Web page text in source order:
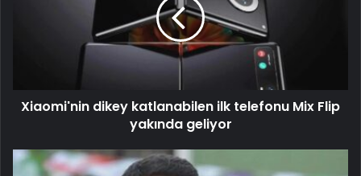
Xiaomi'nin dikey katlanabilen ilk telefonu Mix Flip
yakında geliyor